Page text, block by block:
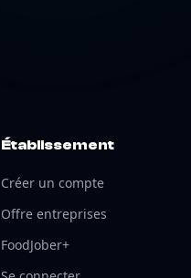
Établissement
Créer un compte
Offre entreprises
FoodJober+